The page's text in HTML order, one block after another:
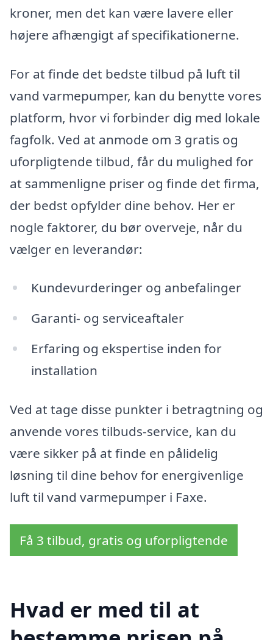
kroner, men det kan være lavere eller
højere afhængigt af specifikationerne.
For at finde det bedste tilbud på luft til
vand varmepumper, kan du benytte vores
platform, hvor vi forbinder dig med lokale
fagfolk. Ved at anmode om 3 gratis og
uforpligtende tilbud, får du mulighed for
at sammenligne priser og finde det firma,
der bedst opfylder dine behov. Her er
nogle faktorer, du bør overveje, når du
vælger en leverandør:
Kundevurderinger og anbefalinger
Garanti- og serviceaftaler
Erfaring og ekspertise inden for
installation
Ved at tage disse punkter i betragtning og
anvende vores tilbuds-service, kan du
være sikker på at finde en pålidelig
løsning til dine behov for energivenlige
luft til vand varmepumper i Faxe.
Få 3 tilbud, gratis og uforpligtende
Hvad er med til at